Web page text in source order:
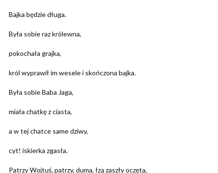
Bajka będzie długa.
Była sobie raz królewna,
pokochała grajka,
król wyprawił im wesele i skończona bajka.
Była sobie Baba Jaga,
miała chatkę z ciasta,
a w tej chatce same dziwy,
cyt! iskierka zgasła.
Patrzy Wojtuś, patrzy, duma, łzą zaszły oczęta,